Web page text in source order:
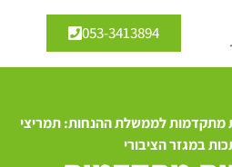
053-3413894
מתקדמות לממשלת ההנחות: תמריצי
במגזר הציבורי